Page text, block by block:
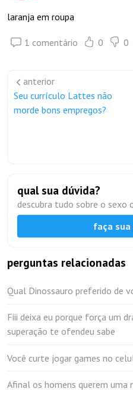
laranja em roupa
1 comentário 0 0
anterior
Seu currículo Lattes não
morde bons empregos?
qual sua dúvida?
descubra tudo sobre o sexo
faça
perguntas relacionadas
Qual Dinossauro preferido de
Fiii deixa eu porque força um
superação te ofendeu sabe
Você curte jogar games no
Afinal os homens querem uma